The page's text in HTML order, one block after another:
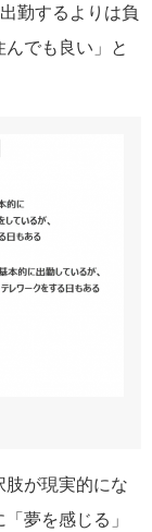
勤するよりは負
でも良い」と
肢が現実的にな
夢を感じる」